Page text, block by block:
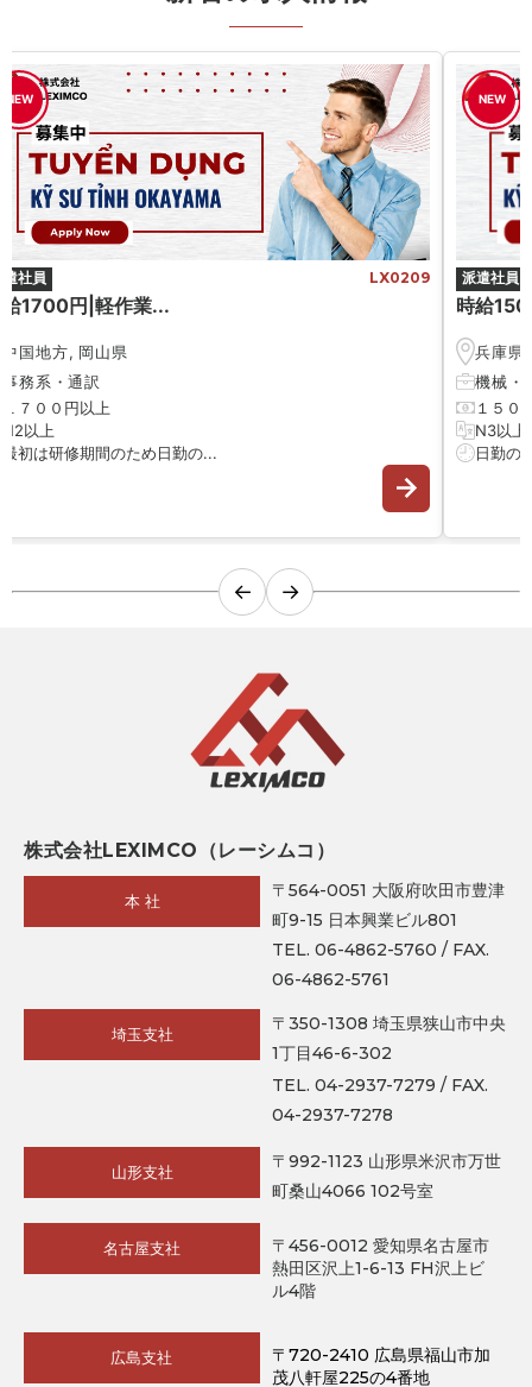
NEW
遣社員 LX0209
1700円|軽作業...
中国地方, 岡山県
事務系 ・ 通訳
１７００円以上
N2以上
最初は研修期間のため日勤の...
NEW
派遣社員
時給
兵庫県
機械 ・
１５０
N3以上
日勤の
← →
株式会社LEXIMCO（レーシムコ）
本 社
〒564-0051 大阪府吹田市豊津
町9-15 日本興業ビル801
TEL. 06-4862-5760 / FAX.
06-4862-5761
埼玉支社
〒350-1308 埼玉県狭山市中央
1丁目46-6-302
TEL. 04-2937-7279 / FAX.
04-2937-7278
山形支社
〒992-1123 山形県米沢市万世
町桑山4066 102号室
名古屋支社
〒456-0012 愛知県名古屋市
熱田区沢上1-6-13 FH沢上ビ
ル4階
広島支社
〒720-2410 広島県福山市加
茂八軒屋225の4番地